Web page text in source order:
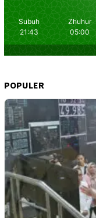
POPULER